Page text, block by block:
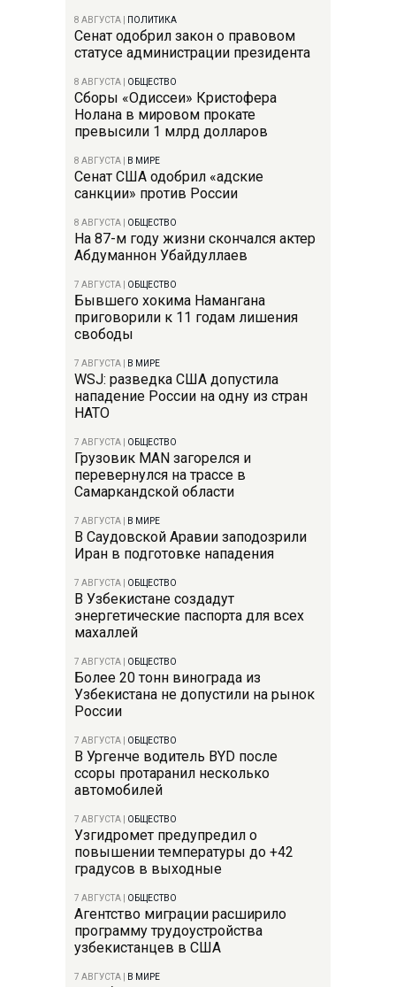
8 АВГУСТА ПОЛИТИКА
Сенат одобрил закон о правовом
статусе администрации президента
8 АВГУСТА ОБЩЕСТВО
Сборы «Одиссеи» Кристофера
Нолана в мировом прокате
превысили 1 млрд долларов
8 АВГУСТА В МИРЕ
Сенат США одобрил «адские
санкции» против России
8 АВГУСТА ОБЩЕСТВО
На 87-м году жизни скончался актер
Абдуманнон Убайдуллаев
7 АВГУСТА ОБЩЕСТВО
Бывшего хокима Намангана
приговорили к 11 годам лишения
свободы
7 АВГУСТА В МИРЕ
WSJ: разведка США допустила
нападение России на одну из стран
НАТО
7 АВГУСТА ОБЩЕСТВО
Грузовик MAN загорелся и
перевернулся на трассе в
Самаркандской области
7 АВГУСТА В МИРЕ
В Саудовской Аравии заподозрили
Иран в подготовке нападения
7 АВГУСТА ОБЩЕСТВО
В Узбекистане создадут
энергетические паспорта для всех
махаллей
7 АВГУСТА ОБЩЕСТВО
Более 20 тонн винограда из
Узбекистана не допустили на рынок
России
7 АВГУСТА ОБЩЕСТВО
В Ургенче водитель BYD после
ссоры протаранил несколько
автомобилей
7 АВГУСТА ОБЩЕСТВО
Узгидромет предупредил о
повышении температуры до +42
градусов в выходные
7 АВГУСТА ОБЩЕСТВО
Агентство миграции расширило
программу трудоустройства
узбекистанцев в США
7 АВГУСТА В МИРЕ